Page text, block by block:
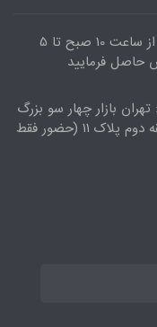
برای تماس و یا پیام با پشتیبانی از ساعت 10 صبح تا 5
بازار چهار سو بزرگ
کوچه بازار کویتیها پاساژ اعظم طبقه دوم پلاک ۱۱ (حضور فقط